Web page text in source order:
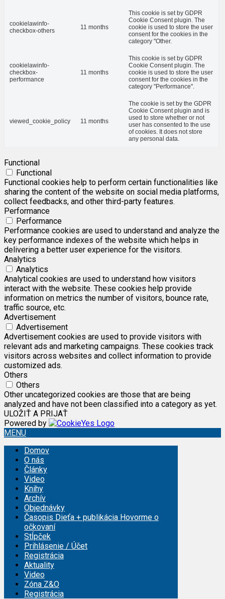
cookielawinfo-
checkbox-others
11 months
This cookie is set by GDPR
Cookie Consent plugin. The
cookie is used to store the user
consent for the cookies in the
category "Other.
cookielawinfo-
checkbox-
performance
11 months
This cookie is set by GDPR
Cookie Consent plugin. The
cookie is used to store the user
consent for the cookies in the
category "Performance".
viewed_cookie_policy 11 months
The cookie is set by the GDPR
Cookie Consent plugin and is
used to store whether or not
user has consented to the use
of cookies. It does not store
any personal data.
Functional
Functional
Functional cookies help to perform certain functionalities like
sharing the content of the website on social media platforms,
collect feedbacks, and other third-party features.
Performance
Performance
Performance cookies are used to understand and analyze the
key performance indexes of the website which helps in
delivering a better user experience for the visitors.
Analytics
Analytics
Analytical cookies are used to understand how visitors
interact with the website. These cookies help provide
information on metrics the number of visitors, bounce rate,
traffic source, etc.
Advertisement
Advertisement
Advertisement cookies are used to provide visitors with
relevant ads and marketing campaigns. These cookies track
visitors across websites and collect information to provide
customized ads.
Others
Others
Other uncategorized cookies are those that are being
analyzed and have not been classified into a category as yet.
ULOŽIŤ A PRIJAŤ
Powered by
MENU
Domov
O nás
Články
Video
Knihy
Archív
Objednávky
Časopis Dieťa + publikácia Hovorme o
očkovaní
Stĺpček
Prihlásenie / Účet
Registrácia
Aktuality
Video
Zóna Z&O
Registrácia